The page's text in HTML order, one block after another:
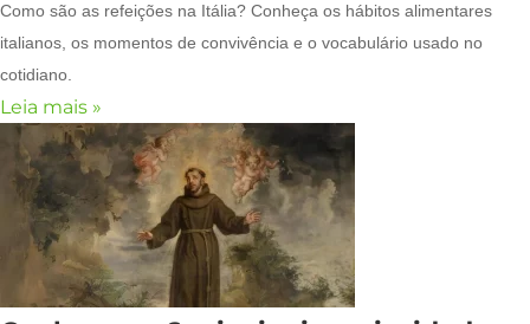
Como são as refeições na Itália? Conheça os hábitos alimentares
italianos, os momentos de convivência e o vocabulário usado no
cotidiano.
Leia mais »